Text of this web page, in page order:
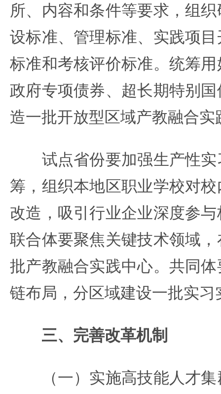
所、内容和条件等要求，组
设标准、管理标准、实践项
标准和考核评价标准。统筹
政府专项债券、超长期特别
造一批开放型区域产教融合实
试点省份要加强生产性实
筹，组织本地区职业学校对
改造，吸引行业企业深度参
联合体要聚焦关键技术领域
批产教融合实践中心。共同
链布局，分区域建设一批实习
三、完善改革机制
（一）实施高技能人才集